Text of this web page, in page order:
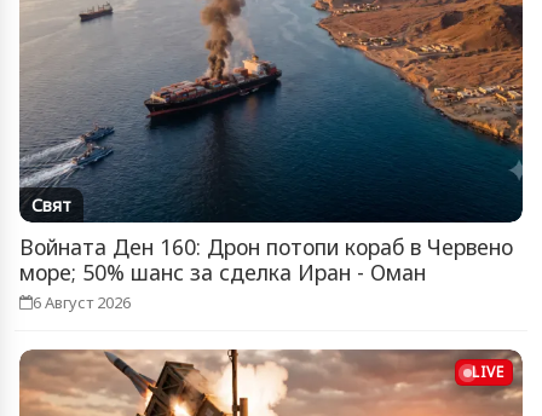
Свят
Войната Ден 160: Дрон потопи кораб в Червено
море; 50% шанс за сделка Иран - Оман
6 Август 2026
LIVE